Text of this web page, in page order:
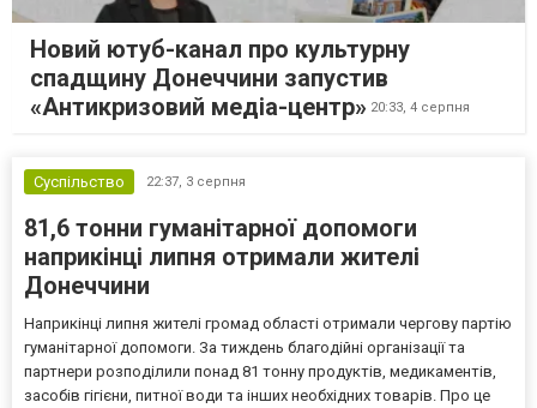
Новий ютуб-канал про культурну
спадщину Донеччини запустив
«Антикризовий медіа-центр» 20:33, 4 серпня
Суспільство 22:37, 3 серпня
81,6 тонни гуманітарної допомоги
наприкінці липня отримали жителі
Донеччини
Наприкінці липня жителі громад області отримали чергову партію
гуманітарної допомоги. За тиждень благодійні організації та
партнери розподілили понад 81 тонну продуктів, медикаментів,
засобів гігієни, питної води та інших необхідних товарів. Про це